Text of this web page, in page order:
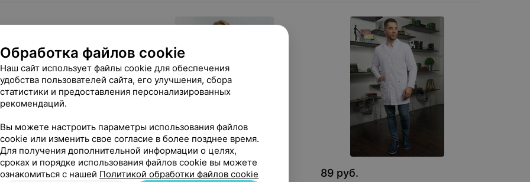
руб. 109 руб. 89 руб.
Обработка файлов cookie
Наш сайт использует файлы cookie для обеспечения
удобства пользователей сайта, его улучшения, сбора
статистики и предоставления персонализированных
рекомендаций.
Вы можете настроить параметры использования файлов
cookie или изменить свое согласие в более позднее время.
Для получения дополнительной информации о целях,
сроках и порядке использования файлов cookie вы можете
ознакомиться с нашей Политикой обработки файлов cookie